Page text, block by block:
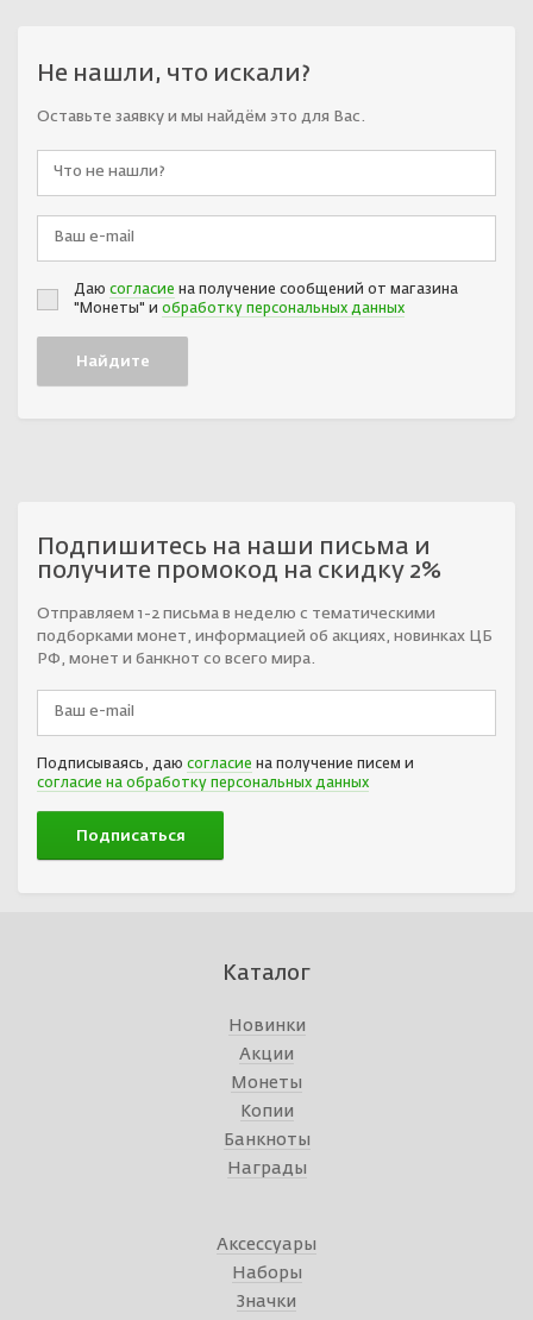
Не нашли, что искали?
Оставьте заявку и мы найдём это для Вас.
Даю согласие на получение сообщений от магазина
"Монеты" и обработку персональных данных
Подпишитесь на наши письма и
получите промокод на скидку 2%
Отправляем 1-2 письма в неделю с тематическими
подборками монет, информацией об акциях, новинках ЦБ
РФ, монет и банкнот со всего мира.
Подписываясь, даю согласие на получение писем и
согласие на обработку персональных данных
Каталог
Новинки
Акции
Монеты
Копии
Банкноты
Награды
Аксессуары
Наборы
Значки